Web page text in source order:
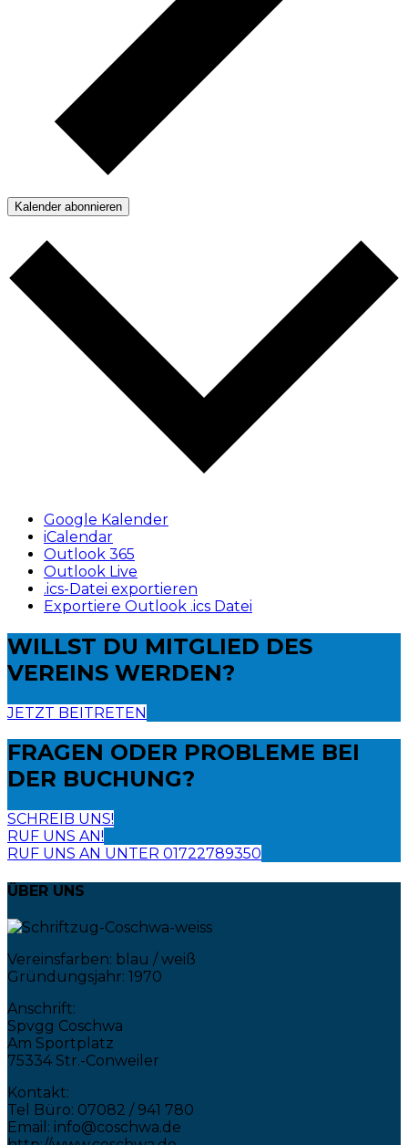
Kalender abonnieren
Google Kalender
iCalendar
Outlook 365
Outlook Live
.ics-Datei exportieren
Exportiere Outlook .ics Datei
WILLST DU MITGLIED DES
VEREINS WERDEN?
JETZT BEITRETEN
FRAGEN ODER PROBLEME BEI
DER BUCHUNG?
SCHREIB UNS!
RUF UNS AN!
RUF UNS AN UNTER 01722789350
ÜBER UNS
Vereinsfarben: blau / weiß
Gründungsjahr: 1970
Anschrift:
Spvgg Coschwa
Am Sportplatz
75334 Str.-Conweiler
Kontakt:
Tel Büro: 07082 / 941 780
Email: info@coschwa.de